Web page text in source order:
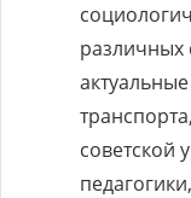
различных
советской